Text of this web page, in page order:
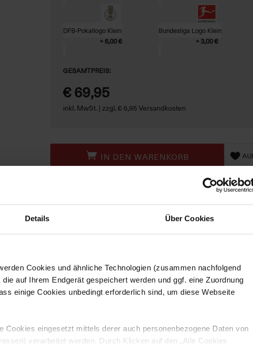
Details Über Cookies
Cookies und ähnliche Technologien (zusammen nachfolgend
auf Ihrem Endgerät gespeichert werden und ggf. eine Zuordnung
einige Cookies unbedingt erforderlich sind, um diese Webseite
Cookies eingesetzt mittels derer auch personenbezogene Daten von
verarbeitet werden. Durch Klicken auf den „Alle Cookies
DFB-Pokallogo Klein
+ 6,00 €
Bundesliga Logo Klein
+ 3,00 €
GESAMTPREIS:
€ 69,95
inkl. MwSt. | zzgl. € 6,95 Versandkosten
IN DEN WARENKORB
BESCHREIBUNG
SC Freiburg 3rd Trikot 2026/27 Kinderpräsentiert sich in einem
vereint modernes Design mit höchstem Tragekomfort. Die markante
DYNAMISCHES FARBVERLAUF-DESIGN MIT BESONDERER
Das elegante Schwarz im oberen Bereich geht fließend in ein
Muster verstärkt den Verlauf und sorgt für eine moderne,
Ergebnis ist ein kraftvoller Look, der die Leidenschaft und Energie
DETAILS UND AKZENTE